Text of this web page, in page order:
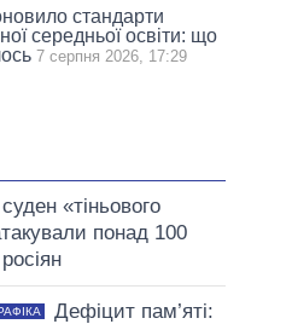
стандарти
середньої освіти: що
7 серпня 2026, 17:29
«тіньового
понад 100
Дефіцит пам’яті: